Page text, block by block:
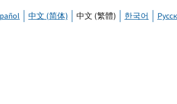
中文 (简体) 中文 (繁體) 한국어